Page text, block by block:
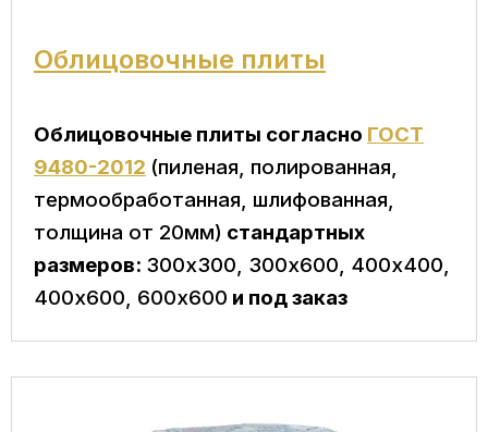
Облицовочные плиты
Облицовочные плиты согласно ГОСТ
9480-2012 (пиленая, полированная,
термообработанная, шлифованная,
толщина от 20мм) стандартных
размеров: 300х300, 300х600, 400х400,
400х600, 600х600 и под заказ